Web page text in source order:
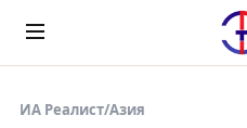
Menu
ИА Реалист/Азия